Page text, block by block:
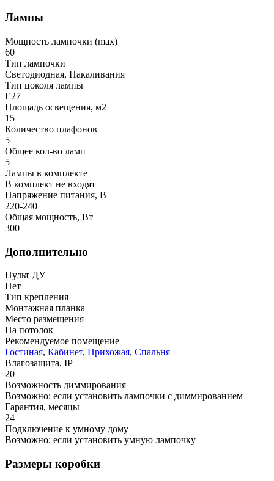
Лампы
Мощность лампочки (max)
60
Тип лампочки
Светодиодная, Накаливания
Тип цоколя лампы
E27
Площадь освещения, м2
15
Количество плафонов
5
Общее кол-во ламп
5
Лампы в комплекте
В комплект не входят
Напряжение питания, В
220-240
Общая мощность, Вт
300
Дополнительно
Пульт ДУ
Нет
Тип крепления
Монтажная планка
Место размещения
На потолок
Рекомендуемое помещение
Гостиная, Кабинет, Прихожая, Спальня
Влагозащита, IP
20
Возможность диммирования
Возможно: если установить лампочки с диммированием
Гарантия, месяцы
24
Подключение к умному дому
Возможно: если установить умную лампочку
Размеры коробки